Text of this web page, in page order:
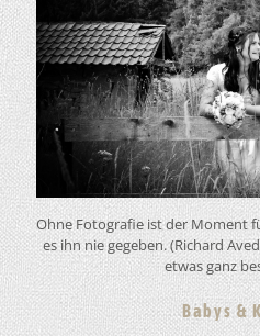
Ohne Fotografie ist der Moment
es ihn nie gegeben. (Richard
etwas ganz
Babys &